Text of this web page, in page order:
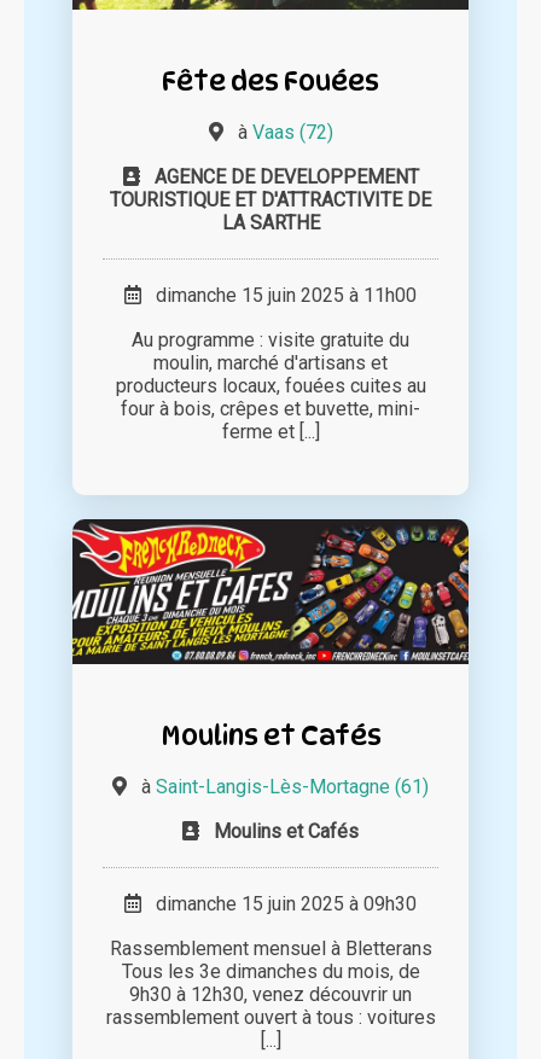
Fête des Fouées
à Vaas (72)
AGENCE DE DEVELOPPEMENT
TOURISTIQUE ET D'ATTRACTIVITE DE
LA SARTHE
dimanche 15 juin 2025 à 11h00
Au programme : visite gratuite du
moulin, marché d'artisans et
producteurs locaux, fouées cuites au
four à bois, crêpes et buvette, mini-
ferme et [...]
Moulins et Cafés
à Saint-Langis-Lès-Mortagne (61)
Moulins et Cafés
dimanche 15 juin 2025 à 09h30
Rassemblement mensuel à Bletterans
Tous les 3e dimanches du mois, de
9h30 à 12h30, venez découvrir un
rassemblement ouvert à tous : voitures
[...]